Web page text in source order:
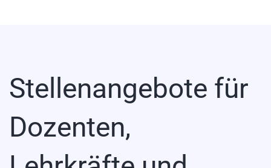
Stellenangebote für
Dozenten,